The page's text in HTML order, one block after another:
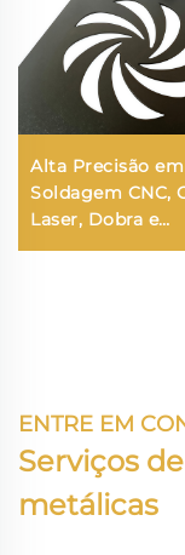
Alta Precisão em
Soldagem CNC,
Laser, Dobra e
Estampagem de
ENTRE EM
Serviços
metálicas